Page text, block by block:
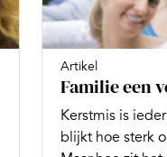
Artikel
Familie een
Kerstmis is
blijkt hoe sterk